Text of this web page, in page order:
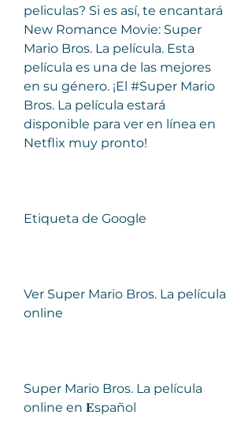
peliculas? Si es así, te encantará
New Romance Movie: Super
Mario Bros. La película. Esta
película es una de las mejores
en su género. ¡El #Super Mario
Bros. La película estará
disponible para ver en línea en
Netflix muy pronto!
Etiqueta de Google
Ver Super Mario Bros. La película
online
Super Mario Bros. La película
online en 𝐄spañol